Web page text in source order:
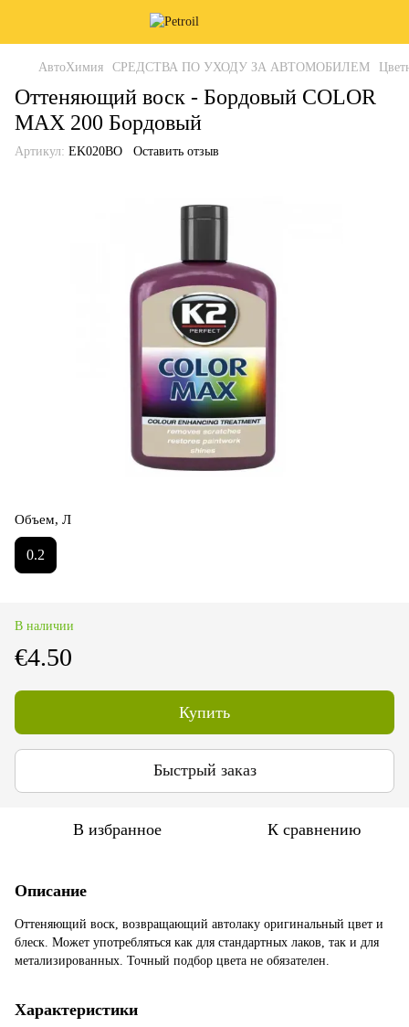
АвтоХимия СРЕДСТВА ПО УХОДУ ЗА АВТОМОБИЛЕМ
Оттеняющий воск - Бордовый COLOR
MAX 200 Бордовый
Артикул: EK020BO Оставить отзыв
Объем, Л
0.2
В наличии
€4.50
Купить
Быстрый заказ
В избранное К сравнению
Описание
Оттеняющий воск, возвращающий автолаку оригинальный цвет и
блеск. Может употребляться как для стандартных лаков, так и для
метализированных. Точный подбор цвета не обязателен.
Характеристики